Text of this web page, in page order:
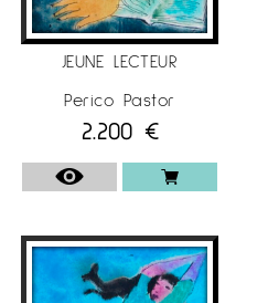
JEUNE LECTEUR
Perico Pastor
2.200 €